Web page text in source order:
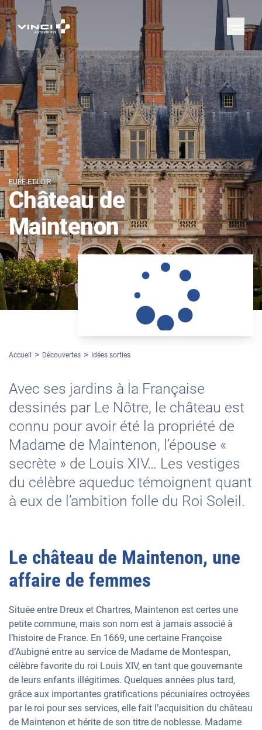
EURE-ET-LOIR
Château de
Maintenon
Accueil Découvertes Idées sorties
Avec ses jardins à la Française
dessinés par Le Nôtre, le château est
connu pour avoir été la propriété de
Madame de Maintenon, l’épouse «
secrète » de Louis XIV… Les vestiges
du célèbre aqueduc témoignent quant
à eux de l’ambition folle du Roi Soleil.
Le château de Maintenon, une
affaire de femmes
Située entre Dreux et Chartres, Maintenon est certes une
petite commune, mais son nom est à jamais associé à
l’histoire de France. En 1669, une certaine Françoise
d’Aubigné entre au service de Madame de Montespan,
célèbre favorite du roi Louis XIV, en tant que gouvernante
de leurs enfants illégitimes. Quelques années plus tard,
grâce aux importantes gratifications pécuniaires octroyées
par le roi pour ses services, elle fait l’acquisition du château
de Maintenon et hérite de son titre de noblesse. Madame